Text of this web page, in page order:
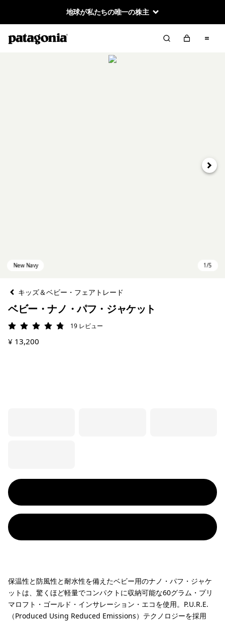
地球が私たちの唯一の株主
次へ
キッズ＆ベビー・フェアトレード
ベビー・ナノ・パフ・ジャケット
評価: 4.8 / 5
19 レビュー
¥ 13,200
保温性と防風性と耐水性を備えたベビー用のナノ・パフ・ジャケ
ットは、驚くほど軽量でコンパクトに収納可能な60グラム・プリ
マロフト・ゴールド・インサレーション・エコを使用。P.U.R.E.
（Produced Using Reduced Emissions）テクノロジーを採用